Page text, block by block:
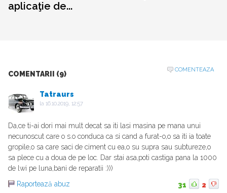
aplicaţie de...
COMENTARII (9)
COMENTEAZA
Tatraurs
la 16.10.2019, 12:57
Da,ce ti-ai dori mai mult decat sa iti lasi masina pe mana unui
necunoscut care o s.o conduca ca si cand a furat-o,o sa iti ia toate
gropile,o sa care saci de ciment cu ea,o su supra sau subtureze,o
sa plece cu a doua de pe loc. Dar stai asa,poti castiga pana la 1000
de lwi pe luna,bani de reparatii :)))
Raportează abuz
31 2